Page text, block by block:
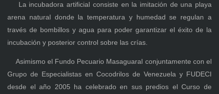
La incubadora artificial consiste en la imitación de una playa
arena natural donde la temperatura y humedad se regulan a
través de bombillos y agua para poder garantizar el éxito de la
incubación y posterior control sobre las crías.
Asimismo el Fundo Pecuario Masaguaral conjuntamente con el
Grupo de Especialistas en Cocodrilos de Venezuela y FUDECI
desde el año 2005 ha celebrado en sus predios el Curso de